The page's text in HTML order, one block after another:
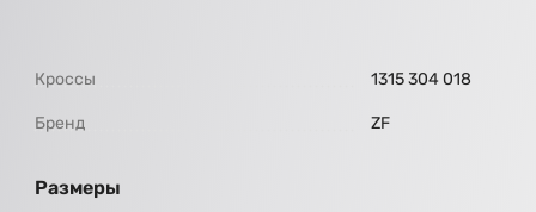
Кроссы 1315 304 018
Бренд ZF
Размеры